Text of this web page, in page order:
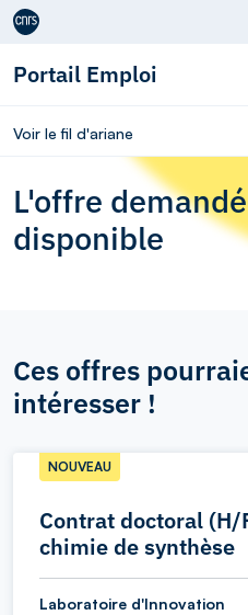
Aller au contenu
Portail Emploi
Voir le fil d'ariane
L'offre
disponible
Ces offres
intéresser !
Contrat doctoral (H/
chimie de synthèse
NOUVEAU
Laboratoire d'Innovation